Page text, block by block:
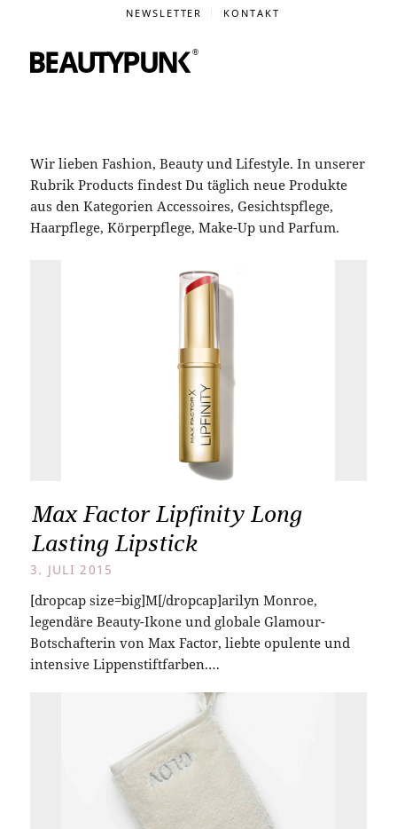
NEWSLETTER KONTAKT
Wir lieben Fashion, Beauty und Lifestyle. In unserer
Rubrik Products findest Du täglich neue Produkte
aus den Kategorien Accessoires, Gesichtspflege,
Haarpflege, Körperpflege, Make-Up und Parfum.
Max Factor Lipfinity Long
Lasting Lipstick
3. JULI 2015
[dropcap size=big]M[/dropcap]arilyn Monroe,
legendäre Beauty-Ikone und globale Glamour-
Botschafterin von Max Factor, liebte opulente und
intensive Lippenstiftfarben.…